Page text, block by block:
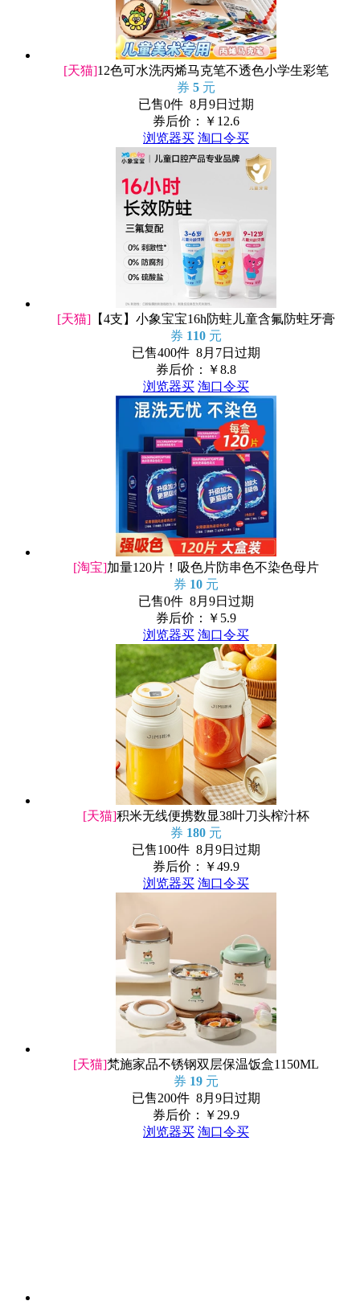
[天猫]12色可水洗丙烯马克笔不透色小学生彩笔
券 5 元
已售0件 8月9日过期
券后价：￥ 12.6
浏览器买 淘口令买
[天猫] 【4支】小象宝宝16h防蛀儿童含氟防蛀牙膏
券 110 元
已售400件 8月7日过期
券后价：￥8.8
浏览器买 淘口令买
[淘宝]加量120片！吸色片防串色不染色母片
券 10 元
已售0件 8月9日过期
券后价：￥ 5.9
浏览器买 淘口令买
[天猫]积米无线便携数显38叶刀头榨汁杯
券 180 元
已售100件 8月9日过期
券后价：￥49.9
浏览器买 淘口令买
[天猫]梵施家品不锈钢双层保温饭盒1150ML
券 19 元
已售200件 8月9日过期
券后价：￥ 29.9
浏览器买 淘口令买